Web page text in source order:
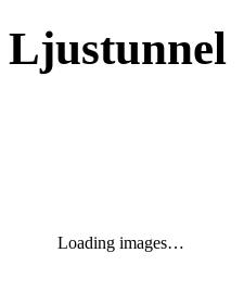
Ljustunnel
Loading images…